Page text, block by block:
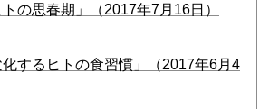
の思春期」（2017年7月16日）
するヒトの食習慣」（2017年6月4